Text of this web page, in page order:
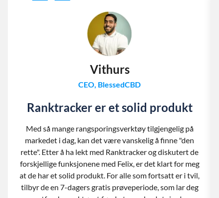
Vithurs
CEO, BlessedCBD
Ranktracker er et solid produkt
Med så mange rangsporingsverktøy tilgjengelig på
markedet i dag, kan det være vanskelig å finne "den
rette". Etter å ha lekt med Ranktracker og diskutert de
forskjellige funksjonene med Felix, er det klart for meg
at de har et solid produkt. For alle som fortsatt er i tvil,
tilbyr de en 7-dagers gratis prøveperiode, som lar deg